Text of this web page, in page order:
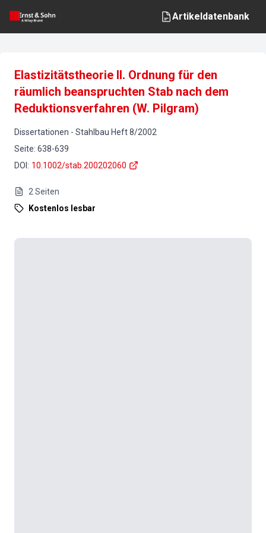
Artikeldatenbank
Elastizitätstheorie II. Ordnung für den
räumlich beanspruchten Stab nach dem
Reduktionsverfahren (W. Pilgram)
Dissertationen - Stahlbau Heft8/2002
Seite: 638-639
DOI : 10.1002/stab.200202060
2 Seiten
Kostenlos lesbar